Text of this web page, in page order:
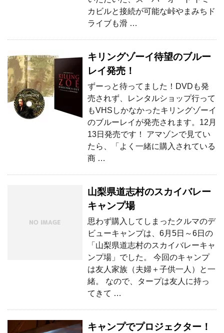
カビルと接続が可能な峠やまみちド
ライブも滑 …
キリングゾーイ待望のブルー
レイ発売！
ずーっと待ってました！DVDも発
売されず、レンタルショップ行って
もVHSしかなかったキリングゾーイ
のブルーレイが発売されます。12月
13日発売です！ アマゾンで見てい
たら、「よく一緒に購入されている
商 …
山梨県道志村のスカイバレー
キャンプ場
思わず購入してしまったクルマのデ
ビューキャンプは、6月5日～6日の
「山梨県道志村のスカイバレーキャ
ンプ場」でした。 今回のキャンプ
は友人家族（夫婦＋子供一人）と一
緒。 なので、タープは友人に持っ
てきて …
キャンプでプロジェクター！